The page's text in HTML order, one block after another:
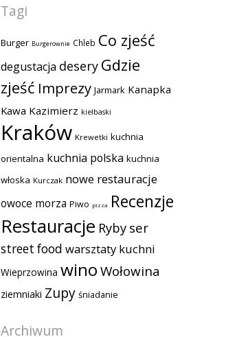
Tagi
Burger Burgerownie Chleb Co zjeść
degustacja desery Gdzie
zjeść Imprezy Jarmark Kanapka
Kawa Kazimierz kiełbaski
Kraków Krewetki kuchnia
orientalna kuchnia polska kuchnia
włoska Kurczak nowe restauracje
owoce morza Piwo pizza Recenzje
Restauracje Ryby ser
street food warsztaty kuchni
Wieprzowina winoWołowina
ziemniaki Zupy śniadanie
Archiwum